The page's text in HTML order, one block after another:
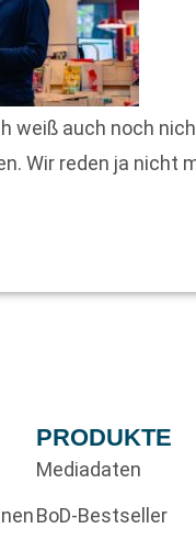
weiß auch noch
Wir reden ja nicht
PRODUKTE
Mediadaten
BoD-Bestseller